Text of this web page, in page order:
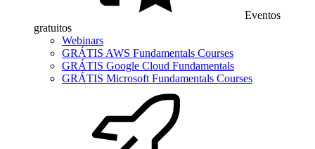
Eventos
gratuitos
Webinars
GRÁTIS AWS Fundamentals Courses
GRÁTIS Google Cloud Fundamentals
GRÁTIS Microsoft Fundamentals Courses